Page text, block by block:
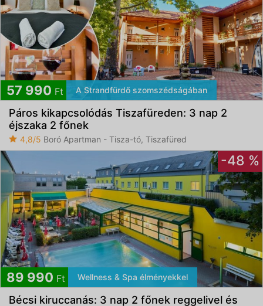
57 990 Ft A Strandfürdő szomszédságában
Páros kikapcsolódás Tiszafüreden: 3 nap 2
éjszaka 2 főnek
4,8/5 Boró Apartman - Tisza-tó, Tiszafüred
-48 %
89 990 Ft Wellness & Spa élményekkel
Bécsi kiruccanás: 3 nap 2 főnek reggelivel és